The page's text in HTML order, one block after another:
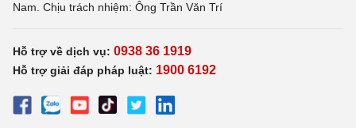
Nam. Chịu trách nhiệm: Ông Trần Văn Trí
Hỗ trợ về dịch vụ: 0938 36 1919
Hỗ trợ giải đáp pháp luật: 1900 6192